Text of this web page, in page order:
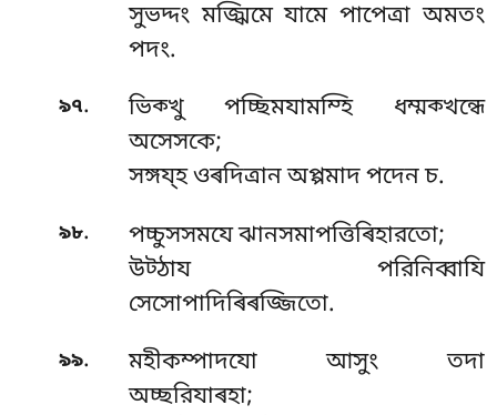
সুভদ্দং মজ্ঝিমে যামে পাপেত্ৰা অমতং
পদং.
৯৭.
ভিক্খু পচ্ছিমযামম্হি ধম্মক্খন্ধে
অসেসকে;
সঙ্গয্হ ওৰদিত্ৰান অপ্পমাদ পদেন চ.
৯৮.
পচ্চুসসমযে ঝানসমাপত্তিৰিহারতো;
উট্ঠায পরিনিব্বাযি
সেসোপাদিৰিৰজ্জিতো.
৯৯.
মহীকম্পাদযো আসুং তদা
অচ্ছরিযাৰহা;